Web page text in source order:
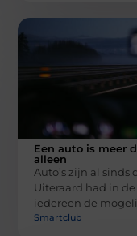
Een auto is meer
alleen
Auto’s zijn al
Uiteraard had in
iedereen de
Smartclub